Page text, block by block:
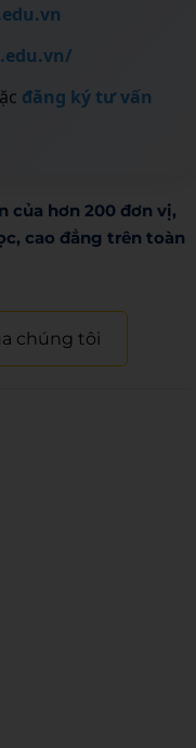
đăng ký tư vấn
của hơn 200 đơn vị,
cao đẳng trên toàn
chúng tôi